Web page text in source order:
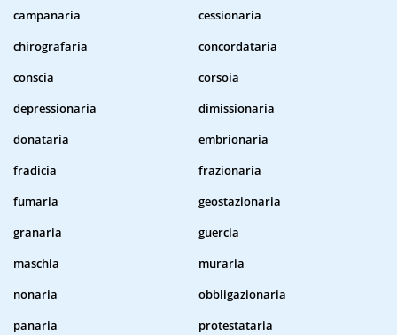
campanaria
cessionaria
chirografaria
concordataria
conscia
corsoia
depressionaria
dimissionaria
donataria
embrionaria
fradicia
frazionaria
fumaria
geostazionaria
granaria
guercia
maschia
muraria
nonaria
obbligazionaria
panaria
protestataria